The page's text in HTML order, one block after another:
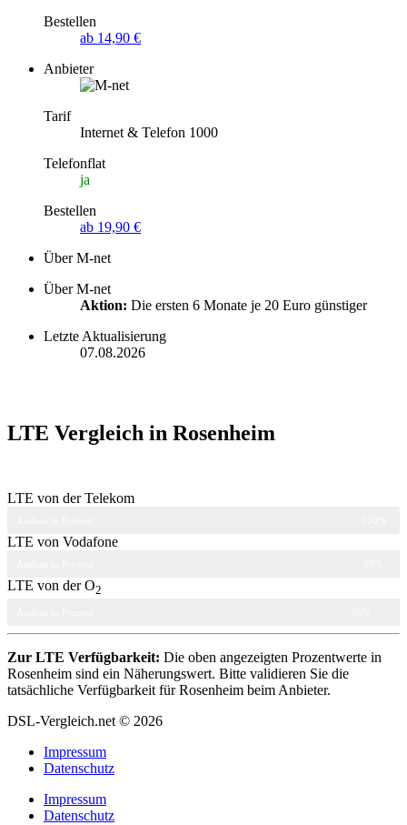
Bestellen
ab 14,90 €
Anbieter
Tarif
Internet & Telefon 1000
Telefonflat
ja
Bestellen
ab 19,90 €
Über M-net
Über M-net
Aktion: Die ersten 6 Monate je 20 Euro günstiger
Letzte Aktualisierung
07.08.2026
LTE Vergleich in Rosenheim
LTE von der Telekom
LTE von Vodafone
LTE von der O2
Zur LTE Verfügbarkeit: Die oben angezeigten Prozentwerte in
Rosenheim sind ein Näherungswert. Bitte validieren Sie die
tatsächliche Verfügbarkeit für Rosenheim beim Anbieter.
DSL-Vergleich.net © 2026
Impressum
Datenschutz
Impressum
Datenschutz